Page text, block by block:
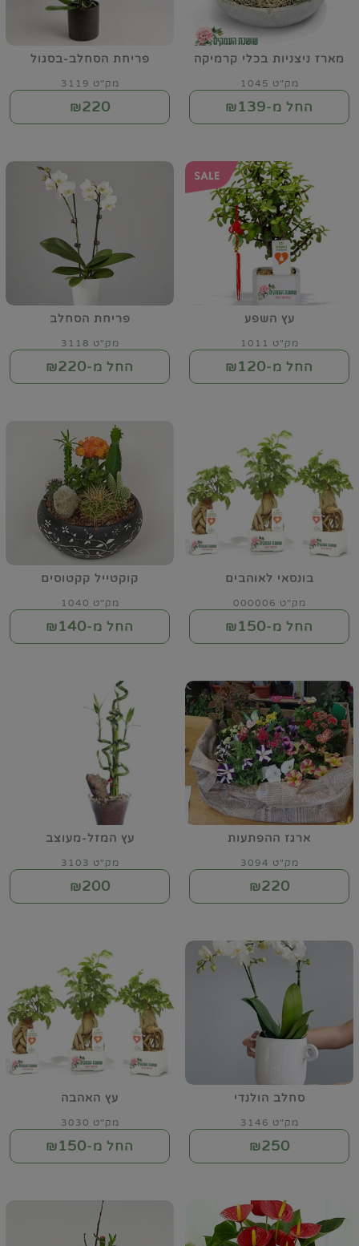
מארז ניצניות בכלי קרמיקה
מק"ט 1045
החל מ-₪139
פריחת הסחלב-בסגול
מק"ט 3119
₪220
עץ השפע
מק"ט 1011
החל מ-₪120
פריחת הסחלב
מק"ט 3118
החל מ-₪220
בונסאי לאוהבים
מק"ט 000006
החל מ-₪150
קוקטייל קקטוסים
מק"ט 1040
החל מ-₪140
ארגז ההפתעות
מק"ט 3094
₪220
עץ המזל-מעוצב
מק"ט 3103
₪200
סחלב הולנדי
מק"ט 3146
₪250
עץ האהבה
מק"ט 3030
החל מ-₪150